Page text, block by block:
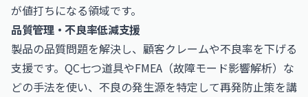
が値打ちになる領域です。
品質管理・不良率低減支援
製品の品質問題を解決し、顧客クレームや不良率を下げる
支援です。QC七つ道具やFMEA（故障モード影響解析）な
どの手法を使い、不良の発生源を特定して再発防止策を講